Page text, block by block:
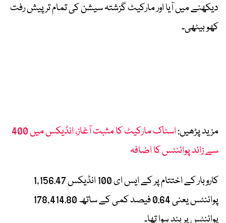
دیکھنے میں آیا اور مارکیٹ گزشتہ سیشن کی تمام تر پیش رفت
کھو بیٹھی۔
مزید پڑھیں:
اسٹاک مارکیٹ کا مثبت آغاز، انڈیکس میں 400
سے زائد پوائنٹس کا اضافہ
کاروبار کے اختتام پر کے ایس ای 100 انڈیکس 1,156.47
پوائنٹس یعنی 0.64 فیصد کمی کے ساتھ 178,414.80
پوائنٹس پر بند ہوا تھا۔